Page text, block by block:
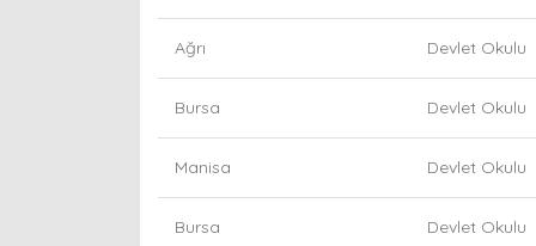
Ağrı Devlet Okulu
Bursa Devlet Okulu
Manisa Devlet Okulu
Bursa Devlet Okulu